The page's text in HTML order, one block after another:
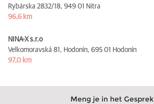
Rybárska 2832/18, 949 01 Nitra
96,6 km
NINA-X s.r.o
Velkomoravská 81, Hodonín, 695 01 Hodonín
97,0 km
Meng je in het Gesprek